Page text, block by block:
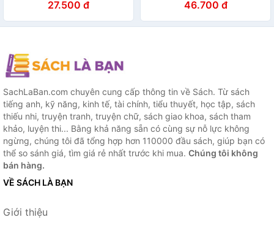
27.500 đ 46.700 đ
SachLaBan.com chuyên cung cấp thông tin về Sách. Từ sách
tiếng anh, kỹ năng, kinh tế, tài chính, tiểu thuyết, học tập, sách
thiếu nhi, truyện tranh, truyện chữ, sách giao khoa, sách tham
khảo, luyện thi... Bằng khả năng sẵn có cùng sự nỗ lực không
ngừng, chúng tôi đã tổng hợp hơn 110000 đầu sách, giúp bạn có
thể so sánh giá, tìm giá rẻ nhất trước khi mua. Chúng tôi không
bán hàng.
VỀ SÁCH LÀ BẠN
Giới thiệu